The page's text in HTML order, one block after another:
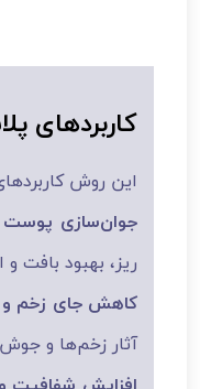
کاربردهای
این روش
جوان‌سازی پوست
ریز، بهبود بافت
کاهش جای زخم و
آثار زخم‌ها و